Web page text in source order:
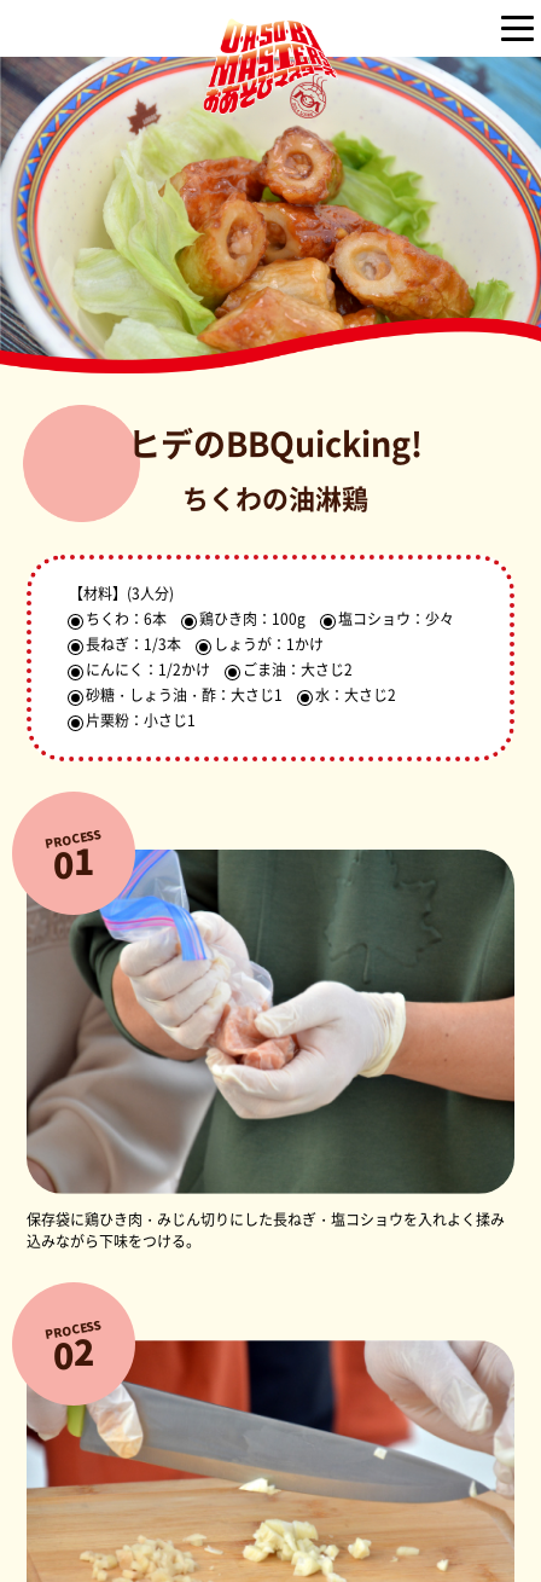
ヒデのBBQuicking!
ちくわの油淋鶏
【材料】 (3人分)
ちくわ：6本
鶏ひき肉：100g
塩コショウ：少々
長ねぎ：1/3本
しょうが：1かけ
にんにく：1/2かけ
ごま油：大さじ2
砂糖・しょう油・酢：大さじ1
水：大さじ2
片栗粉：小さじ1
PROCESS
01
保存袋に鶏ひき肉・みじん切りにした長ねぎ・塩コショウを入れよく揉み
込みながら下味をつける。
PROCESS
02